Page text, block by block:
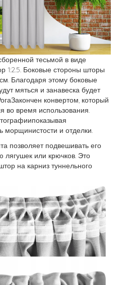
тесьмой в виде
1:2.5. Боковые стороны шторы
Благодаря этому боковые
мяться и занавеска будет
конвертом, который
во время использования.
морщинистости и отделки.
позволяет подвешивать его
лягушек или крючков. Это
на карниз туннельного